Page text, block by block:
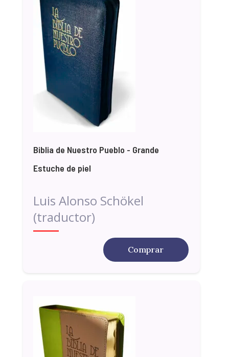
Biblia de Nuestro Pueblo - Grande
Estuche de piel
Luis Alonso Schökel
(traductor)
Comprar